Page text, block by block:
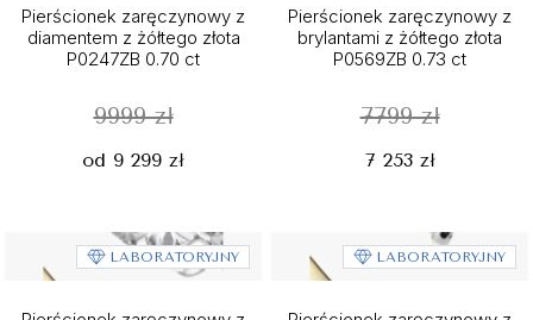
Pierścionek zaręczynowy z
diamentem z żółtego złota
P0247ZB 0.70 ct
9999 zł
od 9 299 zł
Pierścionek zaręczynowy z
brylantami z żółtego złota
P0569ZB 0.73 ct
7799 zł
7 253 zł
LABORATORYJNY LABORATORYJNY